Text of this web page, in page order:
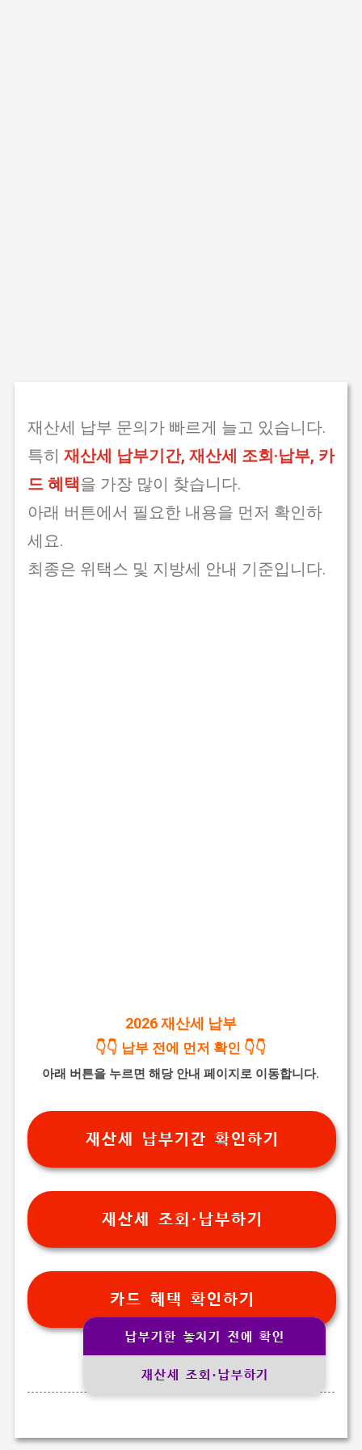
재산세 납부 문의가 빠르게 늘고 있습니다.
특히 재산세 납부기간, 재산세 조회·납부, 카
드 혜택을 가장 많이 찾습니다.
아래 버튼에서 필요한 내용을 먼저 확인하
세요.
최종은 위택스 및 지방세 안내 기준입니다.
2026 재산세 납부
👇👇 납부 전에 먼저 확인 👇👇
아래 버튼을 누르면 해당 안내 페이지로 이동합니다.
재산세 납부기간 확인하기
재산세 조회·납부하기
카드 혜택 확인하기
납부기한 놓치기 전에 확인
재산세 조회·납부하기